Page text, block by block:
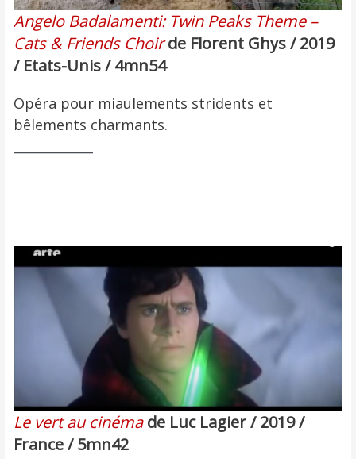
Angelo Badalamenti: Twin Peaks Theme –
Cats & Friends Choir de Florent Ghys / 2019
/ Etats-Unis / 4mn54
Opéra pour miaulements stridents et
bêlements charmants.
Le vert au cinéma de Luc Lagier / 2019 /
France / 5mn42